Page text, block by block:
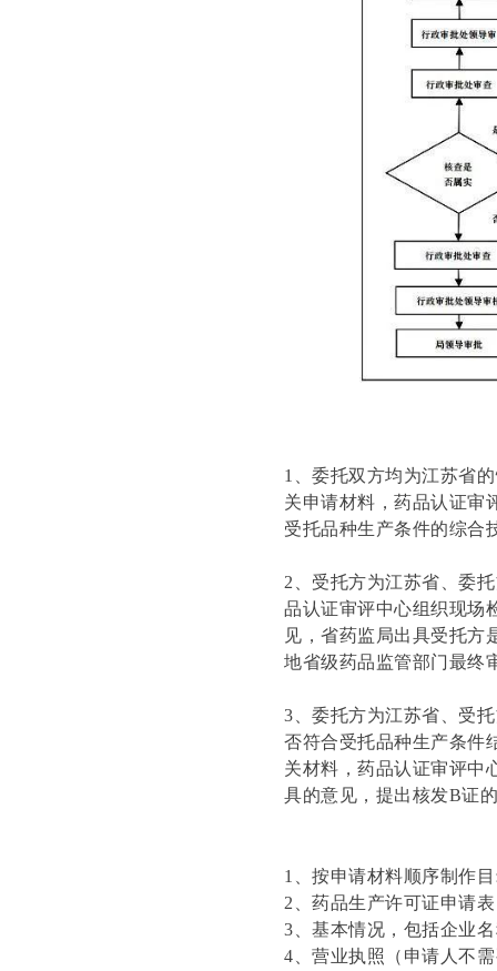
1、委托双方均为江苏省
关申请材料，药品认证审
受托品种生产条件的综合
2、受托方为江苏省、委
品认证审评中心组织现场
见，省药监局出具受托方
地省级药品监管部门最终
3、委托方为江苏省、受
否符合受托品种生产条件
关材料，药品认证审评中
具的意见，提出核发B证
1、按申请材料顺序制作
2、药品生产许可证申请表
3、基本情况，包括企业
4、营业执照（申请人不